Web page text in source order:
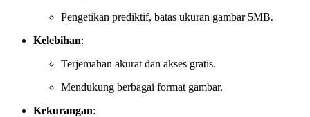
Pengetikan prediktif, batas ukuran gambar 5MB.
Kelebihan:
Terjemahan akurat dan akses gratis.
Mendukung berbagai format gambar.
Kekurangan: